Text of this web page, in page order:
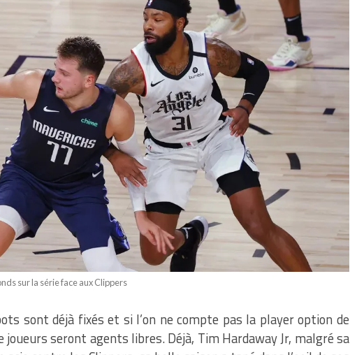
sur la série face aux Clippers
sont déjà fixés et si l’on ne compte pas la player option de
joueurs seront agents libres. Déjà, Tim Hardaway Jr, malgré sa